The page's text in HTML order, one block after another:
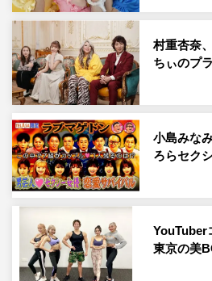
公開されたMVもキラキラした夜
わいさ満点の内容となっており、
まるカットでは日頃の仲の良さが
表情を見せている。
美「ロマンスの神様」のダンス動
イガの振り付け」の総再生回数が
「タイガの振り付け」が担当。楽
ダンス中にもウサギがピョンピ
する動きなど、誰もがマネしたく
振り付けに仕上がっている。
村重杏奈
ちぃのプ
小島みな
ろらセク
YouTuber
東京の美